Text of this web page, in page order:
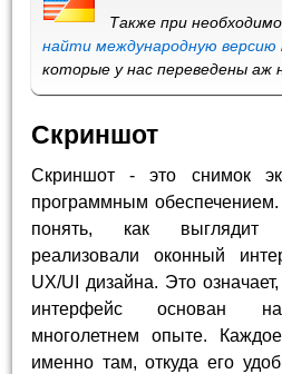
Также при
найти международную версию
которые у нас переведены аж
Скриншот
Скриншот - это снимок
программным
понять, как выглядит
реализовали оконный
UX/UI дизайна. Это
интерфейс основан на
многолетнем опыте.
именно там, откуда его